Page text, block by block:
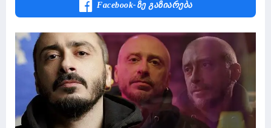
Facebook-Ზე Გაზიარება